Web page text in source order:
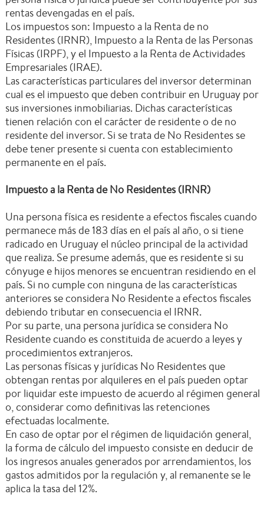
rentas devengadas en el país.
Los impuestos son: Impuesto a la Renta de no
Residentes (IRNR), Impuesto a la Renta de las Personas
Físicas (IRPF), y el Impuesto a la Renta de Actividades
Empresariales (IRAE).
Las características particulares del inversor determinan
cual es el impuesto que deben contribuir en Uruguay por
sus inversiones inmobiliarias. Dichas características
tienen relación con el carácter de residente o de no
residente del inversor. Si se trata de No Residentes se
debe tener presente si cuenta con establecimiento
permanente en el país.
Impuesto a la Renta de No Residentes (IRNR)
Una persona física es residente a efectos fiscales cuando
permanece más de 183 días en el país al año, o si tiene
radicado en Uruguay el núcleo principal de la actividad
que realiza. Se presume además, que es residente si su
cónyuge e hijos menores se encuentran residiendo en el
país. Si no cumple con ninguna de las características
anteriores se considera No Residente a efectos fiscales
debiendo tributar en consecuencia el IRNR.
Por su parte, una persona jurídica se considera No
Residente cuando es constituida de acuerdo a leyes y
procedimientos extranjeros.
Las personas físicas y jurídicas No Residentes que
obtengan rentas por alquileres en el país pueden optar
por liquidar este impuesto de acuerdo al régimen general
o, considerar como definitivas las retenciones
efectuadas localmente.
En caso de optar por el régimen de liquidación general,
la forma de cálculo del impuesto consiste en deducir de
los ingresos anuales generados por arrendamientos, los
gastos admitidos por la regulación y, al remanente se le
aplica la tasa del 12%.